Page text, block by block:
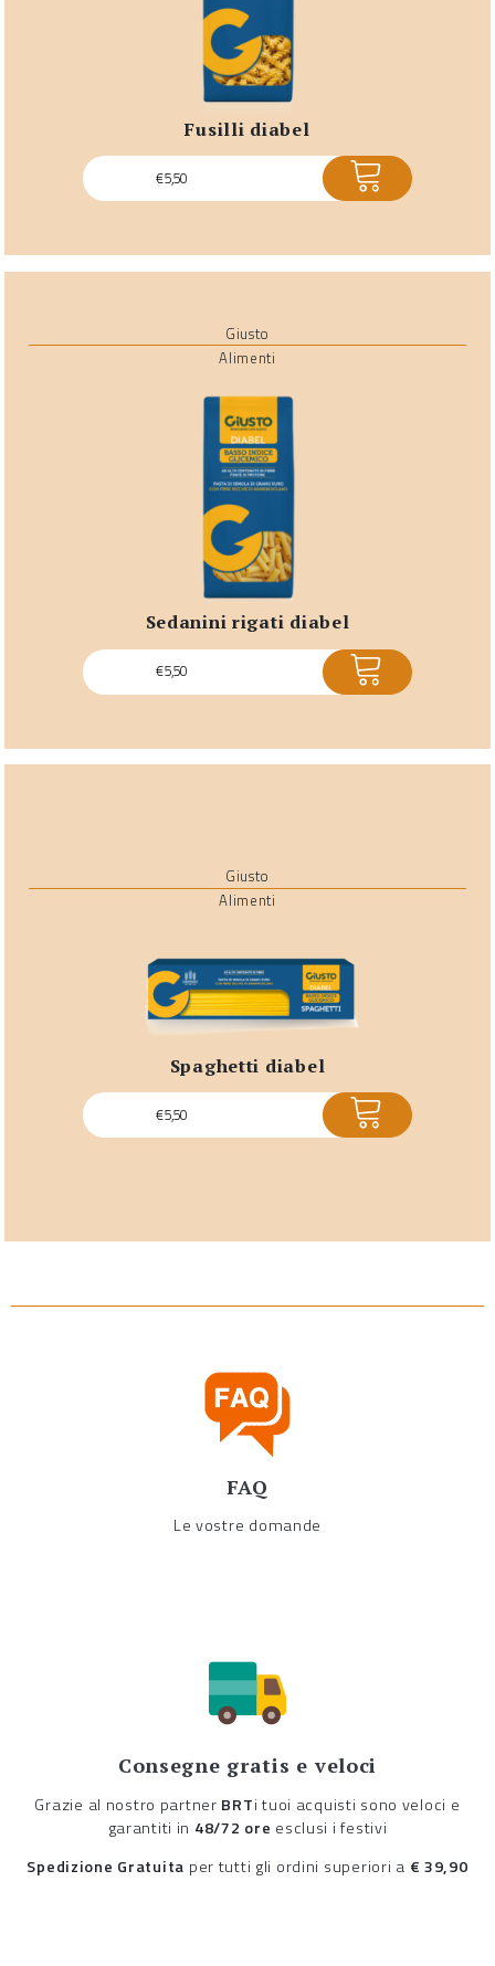
fusilli diabel
€5,50 ACQUISTA
Giusto
Alimenti
sedanini rigati diabel
€5,50 ACQUISTA
Giusto
Alimenti
spaghetti diabel
€5,50 ACQUISTA
FAQ
Le vostre domande
Consegne gratis e veloci
Grazie al nostro partner BRTi tuoi acquisti sono veloci e
garantiti in 48/72 ore esclusi i festivi
Spedizione Gratuita per tutti gli ordini superiori a € 39,90